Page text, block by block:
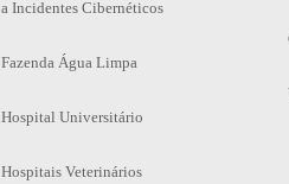
a Incidentes Cibernéticos
Fazenda Água Limpa
Hospital Universitário
Hospitais Veterinários